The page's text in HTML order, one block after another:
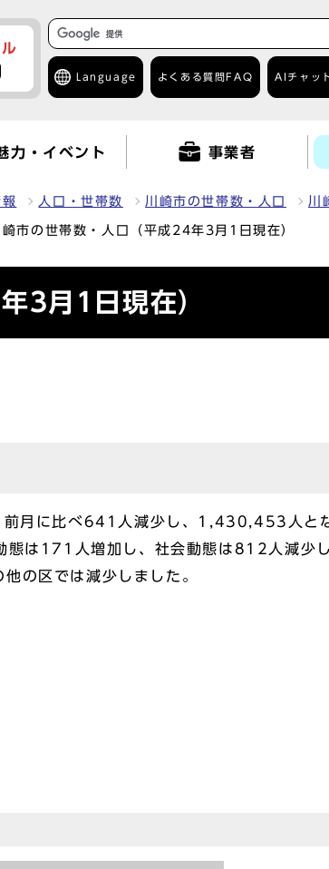
Language よくある質問 FAQ AIチャッ
力・イベント 事業者
人口・世帯数 川崎市の世帯数・人口 川
崎市の世帯数・人口（平成24年3月1日現在）
3月1日現在）
月に比べ641人減少し、1,430,453人とな
は171人増加し、社会動態は812人減少し
の区では減少しました。